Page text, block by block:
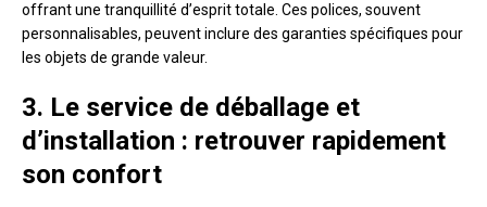
offrant une tranquillité d’esprit totale. Ces polices, souvent
personnalisables, peuvent inclure des garanties spécifiques pour
les objets de grande valeur.
3. Le service de déballage et
d’installation : retrouver rapidement
son confort